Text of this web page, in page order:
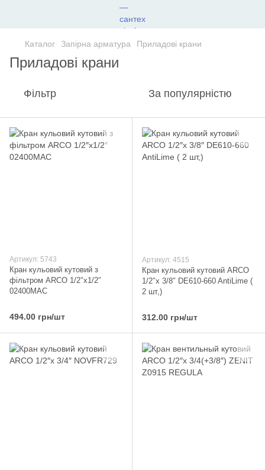
Каталог Запірна арматура Приладові крани
Приладові крани
Фільтр За популярністю
Артикул: 5743
Кран кульовий кутовий з
фільтром ARCO 1/2″x1/2″
02400MAC
494.00 грн/шт
Артикул: 4515
Кран кульовий кутовий ARCO
1/2″х 3/8″ DE610-660 AntiLime (
2 шт,)
312.00 грн/шт